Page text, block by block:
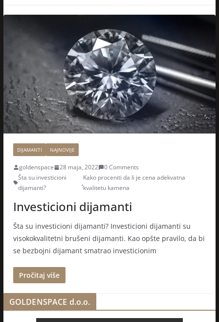
DIJAMANTI NAJNOVIJE
goldenspace 28 maja, 2022
0 Comments
Šta su investicioni
dijamanti?
,
Kako proceniti da li je cena adekvatna
kvalitetu kamena
Investicioni dijamanti
Šta su investicioni dijamanti? Investicioni dijamanti su
visokokvalitetni brušeni dijamanti. Kao opšte pravilo, da bi
se bezbojni dijamant smatrao investicionim
Pročitaj više
GOLDENSPACE d.o.o.